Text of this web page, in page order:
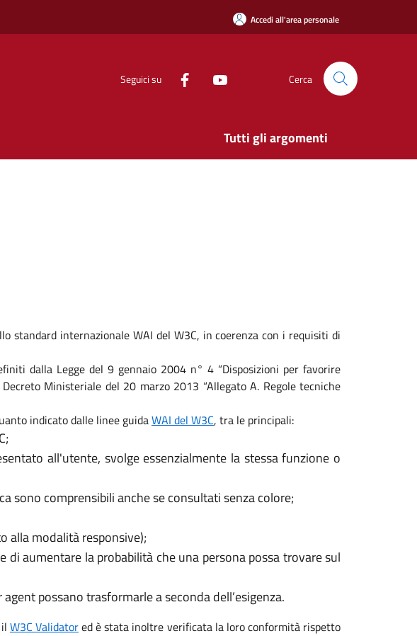
Accedi all'area personale
Seguici su Cerca
Tutti gli argomenti
standard internazionale WAI del W3C, in coerenza con i requisiti di
dalla Legge del 9 gennaio 2004 n° 4 “Disposizioni per favorire
Ministeriale del 20 marzo 2013 “Allegato A. Regole tecniche
indicato dalle linee guidaWAI del W3C, tra le principali:
all'utente, svolge essenzialmente la stessa funzione o
sono comprensibili anche se consultati senza colore;
alla modalità responsive);
aumentare la probabilità che una persona possa trovare sul
possano trasformarle a seconda dell’esigenza.
W3C Validatored è stata inoltre verificata la loro conformità rispetto